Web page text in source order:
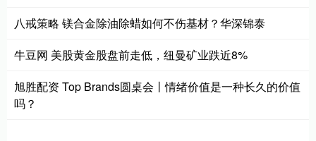
八戒策略 镁合金除油除蜡如何不伤基材？华深锦泰
牛豆网 美股黄金股盘前走低，纽曼矿业跌近8%
旭胜配资 Top Brands圆桌会丨情绪价值是一种长久的价值
吗？